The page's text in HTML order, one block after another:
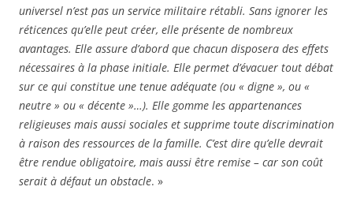
universel n’est pas un service militaire rétabli. Sans ignorer les
réticences qu’elle peut créer, elle présente de nombreux
avantages. Elle assure d’abord que chacun disposera des effets
nécessaires à la phase initiale. Elle permet d’évacuer tout débat
sur ce qui constitue une tenue adéquate (ou « digne », ou «
neutre » ou « décente »…). Elle gomme les appartenances
religieuses mais aussi sociales et supprime toute discrimination
à raison des ressources de la famille. C’est dire qu’elle devrait
être rendue obligatoire, mais aussi être remise – car son coût
serait à défaut un obstacle. »